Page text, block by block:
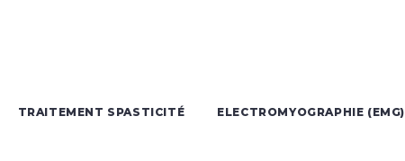
TRAITEMENT SPASTICITÉ ELECTROMYOGRAPHIE (EMG)